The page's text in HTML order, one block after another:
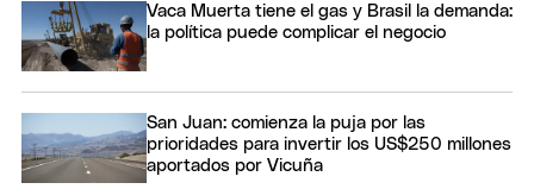
Vaca Muerta tiene el gas y Brasil la demanda:
la política puede complicar el negocio
San Juan: comienza la puja por las
prioridades para invertir los US$250 millones
aportados por Vicuña